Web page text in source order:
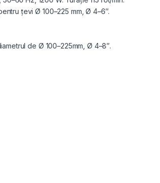
ţevi Ø 100–225 mm, Ø 4–6″.
de Ø 100–225mm, Ø 4–8″.